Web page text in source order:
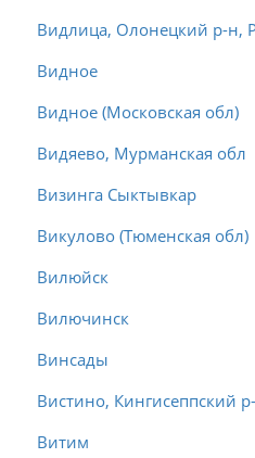
Видлица, Олонецкий р-н,
Видное
Видное (Московская обл)
Видяево, Мурманская обл
Визинга Сыктывкар
Викулово (Тюменская обл)
Вилюйск
Вилючинск
Винсады
Вистино, Кингисеппский
Витим